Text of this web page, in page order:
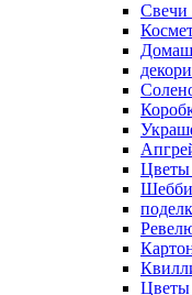
Свечи
Цветы
Цветы